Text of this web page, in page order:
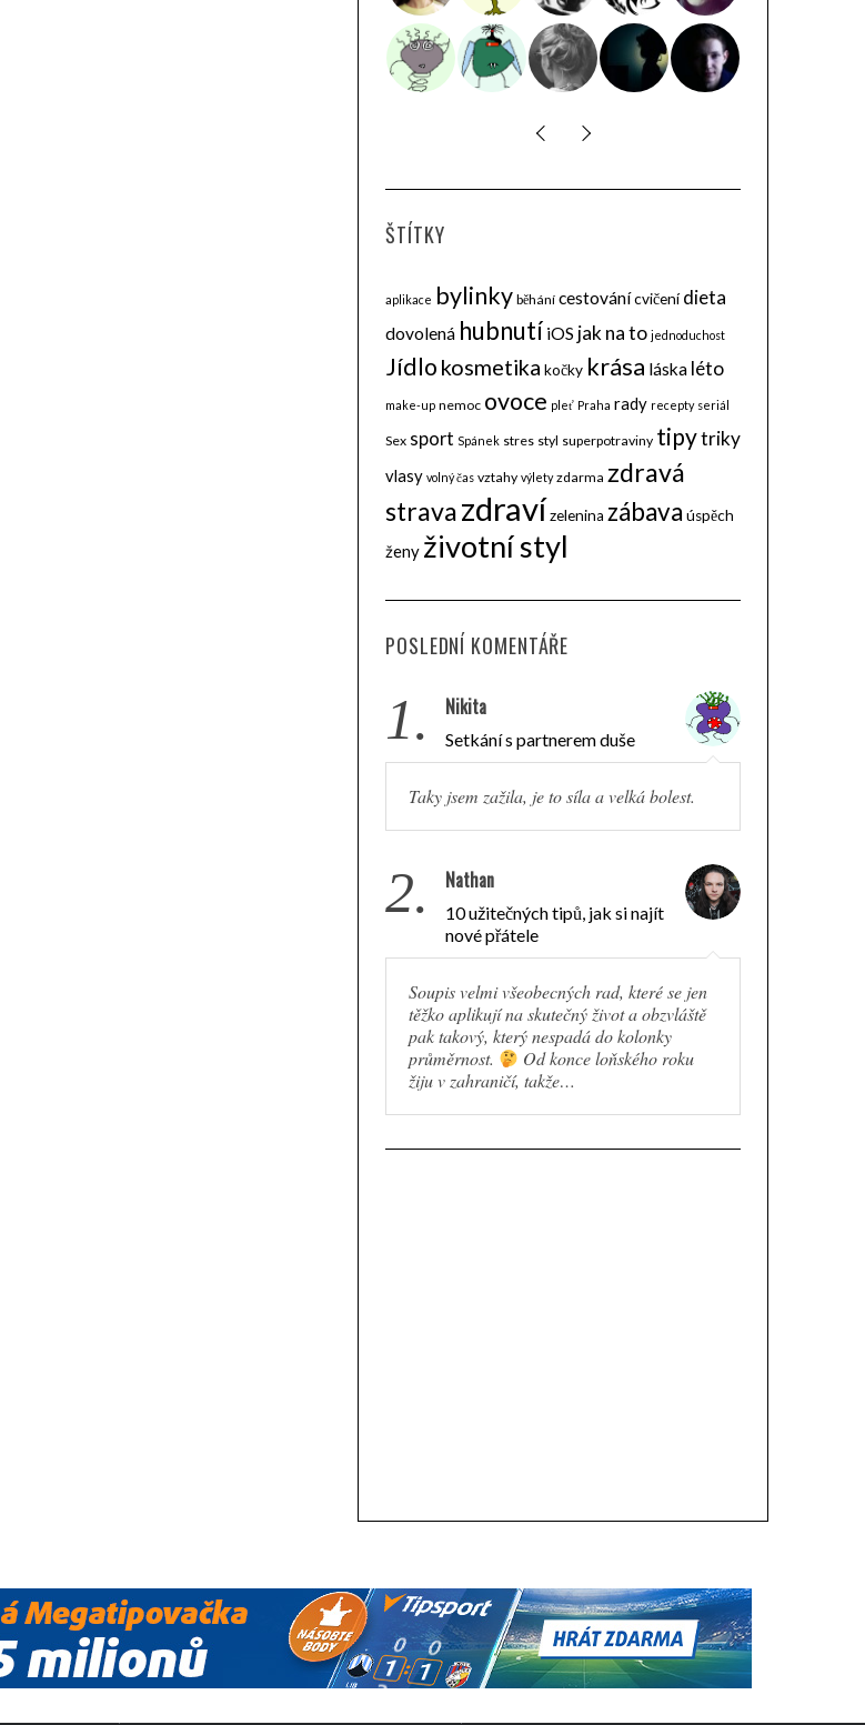
ŠTÍTKY
aplikace bylinky běhání cestovánícvičení dieta
dovolená hubnutí iOS jak na to jednoduchost
Jídlo kosmetika kočky krása láska léto
make-up nemoc ovoce pleť Praha rady recepty seriál
Sex sport Spánek stres styl superpotraviny tipytriky
vlasy volný čas vztahy výlety zdarma zdravá
stravazdravízelenina zábava úspěch
ženy životní styl
POSLEDNÍ KOMENTÁŘE
1. Nikita
Setkání s partnerem duše
Taky jsem zažila, je to síla a velká bolest.
2. Nathan
10 užitečných tipů, jak si najít
nové přátele
Soupis velmi všeobecných rad, které se jen
těžko aplikují na skutečný život a obzvláště
pak takový, který nespadá do kolonky
průměrnost.
Od konce loňského roku
žiju v zahraničí, takže…